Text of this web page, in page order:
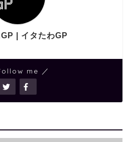
| イタたわGP
me ／